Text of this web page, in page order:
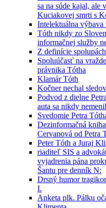
sa na súde kajal, ale
Kuciakovej smrti s
Intelektuálna výbava
Tóth nikdy zo
informačnej služby
Z definície
Spoluúčasť na
právnika Tótha
Klamár Tóth
Kočner nechal
Podvod z dielne
auta sa nikdy
Svedomie Petra
Dezinformačná
Cervanová od Petra
Peter Tóth a Juraj
riaditeľ SIS a
vyjadrenia pána
Šantu pre denník N:
Drsný humor
I.
Anketa plk. Pálku